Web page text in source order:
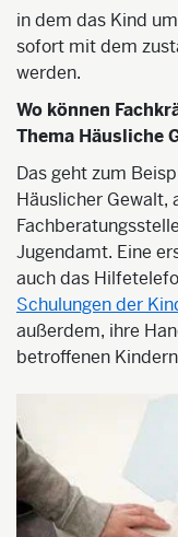
in dem das Kind
sofort mit dem
werden.
Wo können
Thema Häusliche
Das geht zum
Häuslicher Gewalt,
Jugendamt. Eine
auch das
Schulungen der
außerdem, ihre
betroffenen